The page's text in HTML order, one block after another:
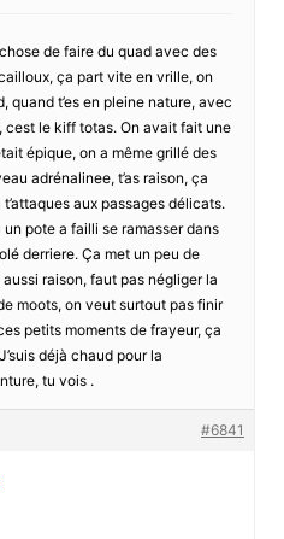
de faire du quad avec des
ça part vite en vrille, on
quand t’es en pleine nature, avec
le kiff totas. On avait fait une
épique, on a même grillé des
adrénalinee, t’as raison, ça
aux passages délicats.
un pote a failli se ramasser dans
derriere. Ça met un peu de
raison, faut pas négliger la
moots, on veut surtout pas finir
petits moments de frayeur, ça
déjà chaud pour la
tu vois .
#6841